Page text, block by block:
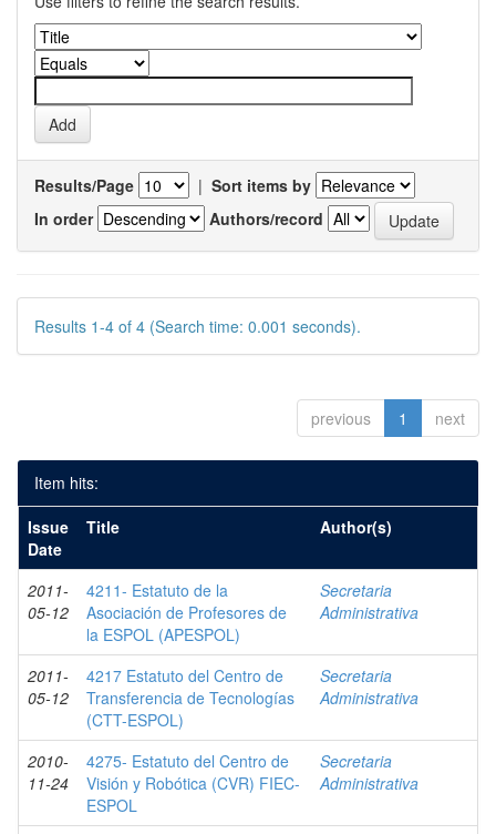
Results/Page | Sort items by
In order
Authors/record
Results 1-4 of 4 (Search time: 0.001 seconds).
previous 1 next
Item hits:
Issue
Date
Title Author(s)
2011-
05-12
4211- Estatuto de la
Asociación de Profesores de
la ESPOL (APESPOL)
Secretaria
Administrativa
2011-
05-12
4217 Estatuto del Centro de
Transferencia de Tecnologías
(CTT-ESPOL)
Secretaria
Administrativa
2010-
11-24
4275- Estatuto del Centro de
Visión y Robótica (CVR) FIEC-
ESPOL
Secretaria
Administrativa